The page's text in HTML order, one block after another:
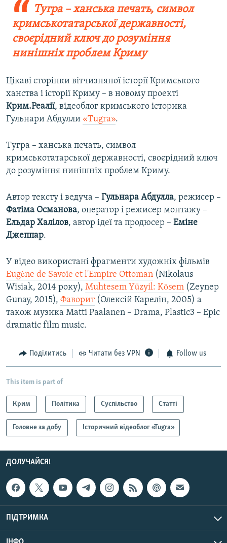
Тугра – ханська печать, символ
кримськотатарської державності,
своєрідний ключ до розуміння
нинішніх проблем Криму
Цікаві сторінки вітчизняної історії Кримського
ханства і історії Криму – в новому проекті
Крим.Реалії, відеоблог кримського історика
Гульнари Абдулли «Tugra».
Тугра – ханська печать, символ
кримськотатарської державності, своєрідний ключ
до розуміння нинішніх проблем Криму.
Автор тексту і ведуча – Гульнара Абдулла, режисер –
Фатіма Османова, оператор і режисер монтажу –
Ельдар Халілов, автор ідеї та продюсер – Еміне
Джеппар.
У відео використані фрагменти художніх фільмів
Eugène de Savoie et l'Empire Ottoman (Nikolaus
Wisiak, 2014 року), Muhtesem Yüzyil: Kösem (Zeynep
Gunay, 2015), Фаворит(Олексій Карелін, 2005) а
також музика Matti Paalanen – Drama, Plastic3 – Epic
dramatic film music.
Поділитись Читати без VPN Follow us
This item is part of
Крим Політика Суспільство Статті
Головне за добу Історичний відеоблог «Tugra»
ДОЛУЧАЙСЯ!
ПІДТРИМКА